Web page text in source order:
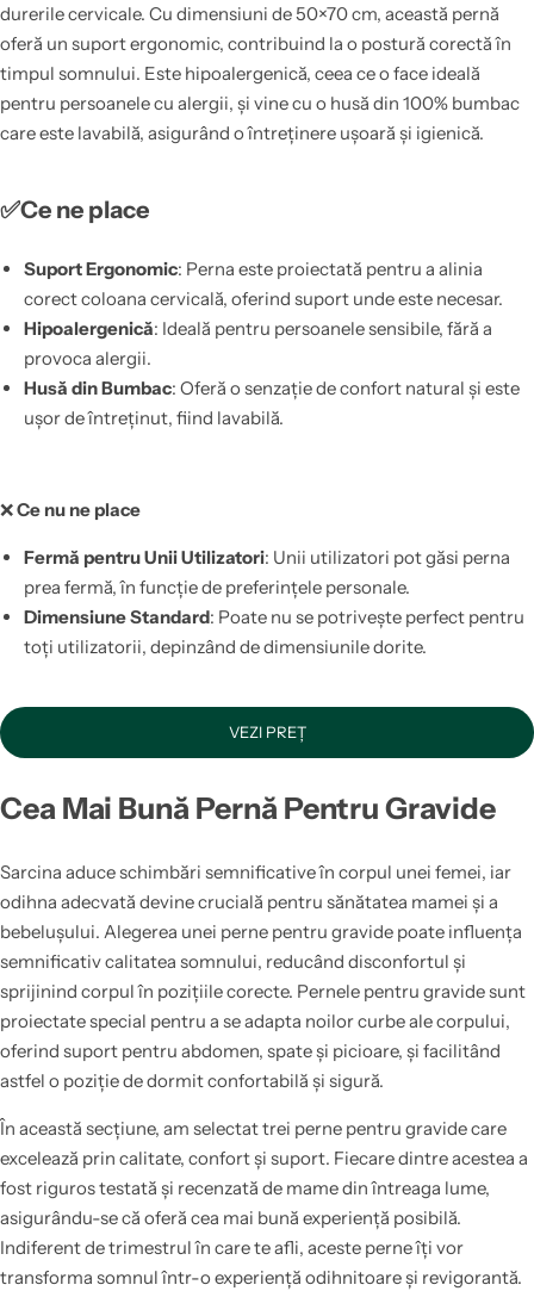
durerile cervicale. Cu dimensiuni de 50×70 cm, această pernă
oferă un suport ergonomic, contribuind la o postură corectă în
timpul somnului. Este hipoalergenică, ceea ce o face ideală
pentru persoanele cu alergii, și vine cu o husă din 100% bumbac
care este lavabilă, asigurând o întreținere ușoară și igienică.
✅Ce ne place
Suport Ergonomic: Perna este proiectată pentru a alinia
corect coloana cervicală, oferind suport unde este necesar.
Hipoalergenică: Ideală pentru persoanele sensibile, fără a
provoca alergii.
Husă din Bumbac: Oferă o senzație de confort natural și este
ușor de întreținut, fiind lavabilă.
❌Ce nu ne place
Fermă pentru Unii Utilizatori: Unii utilizatori pot găsi perna
prea fermă, în funcție de preferințele personale.
Dimensiune Standard: Poate nu se potrivește perfect pentru
toți utilizatorii, depinzând de dimensiunile dorite.
VEZI PREȚ
Cea Mai Bună Pernă Pentru Gravide
Sarcina aduce schimbări semnificative în corpul unei femei, iar
odihna adecvată devine crucială pentru sănătatea mamei și a
bebelușului. Alegerea unei perne pentru gravide poate influența
semnificativ calitatea somnului, reducând disconfortul și
sprijinind corpul în pozițiile corecte. Pernele pentru gravide sunt
proiectate special pentru a se adapta noilor curbe ale corpului,
oferind suport pentru abdomen, spate și picioare, și facilitând
astfel o poziție de dormit confortabilă și sigură.
În această secțiune, am selectat trei perne pentru gravide care
excelează prin calitate, confort și suport. Fiecare dintre acestea a
fost riguros testată și recenzată de mame din întreaga lume,
asigurându-se că oferă cea mai bună experiență posibilă.
Indiferent de trimestrul în care te afli, aceste perne îți vor
transforma somnul într-o experiență odihnitoare și revigorantă.